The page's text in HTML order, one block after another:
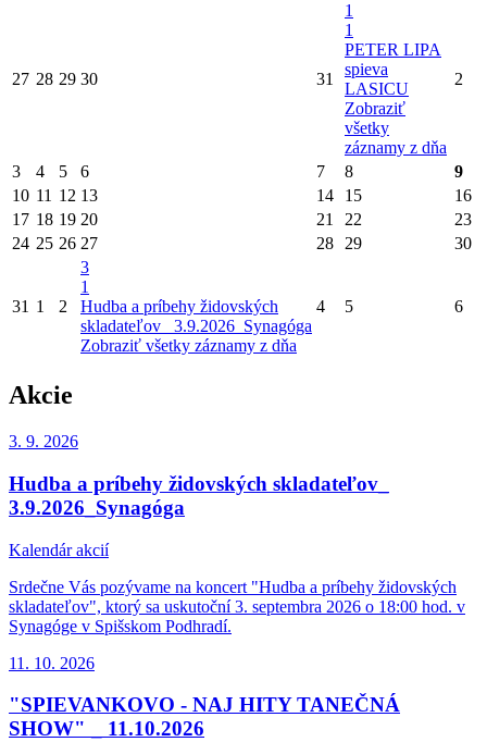
27 28 29 30 31
1
1
PETER LIPA
spieva
LASICU
Zobraziť
všetky
záznamy z dňa
2
3 4 5 6 7 8
9
10 11 12 13 14 15
16
17 18 19 20 21 22
23
24 25 26 27 28 29 30
31 1 2
3
1
Hudba a príbehy židovských
skladateľov_ 3.9.2026_Synagóga
Zobraziť všetky záznamy z dňa
4 5 6
Akcie
3. 9. 2026
Hudba a príbehy židovských skladateľov_
3.9.2026_Synagóga
Kalendár akcií
Srdečne Vás pozývame na koncert "Hudba a príbehy židovských
skladateľov", ktorý sa uskutoční 3. septembra 2026 o 18:00 hod. v
Synagóge v Spišskom Podhradí.
11. 10. 2026
"SPIEVANKOVO - NAJ HITY TANEČNÁ
SHOW" _ 11.10.2026